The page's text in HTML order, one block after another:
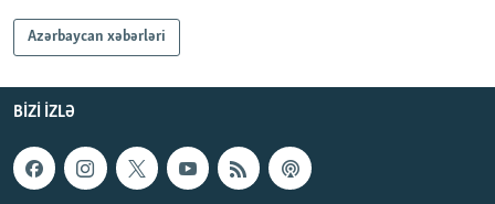
Azərbaycan xəbərləri
BIZI IZLƏ